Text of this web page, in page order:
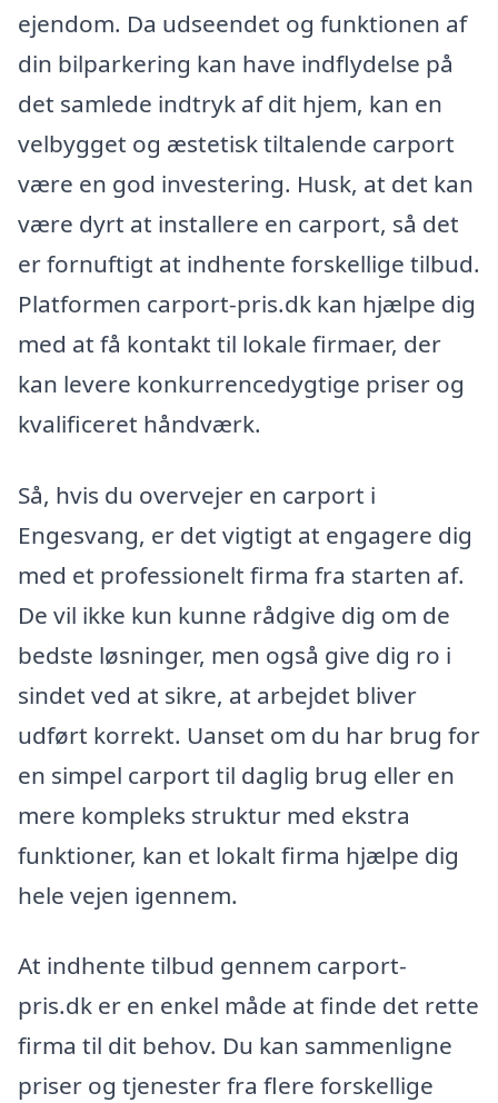
ejendom. Da udseendet og funktionen af
din bilparkering kan have indflydelse på
det samlede indtryk af dit hjem, kan en
velbygget og æstetisk tiltalende carport
være en god investering. Husk, at det kan
være dyrt at installere en carport, så det
er fornuftigt at indhente forskellige tilbud.
Platformen carport-pris.dk kan hjælpe dig
med at få kontakt til lokale firmaer, der
kan levere konkurrencedygtige priser og
kvalificeret håndværk.
Så, hvis du overvejer en carport i
Engesvang, er det vigtigt at engagere dig
med et professionelt firma fra starten af.
De vil ikke kun kunne rådgive dig om de
bedste løsninger, men også give dig ro i
sindet ved at sikre, at arbejdet bliver
udført korrekt. Uanset om du har brug for
en simpel carport til daglig brug eller en
mere kompleks struktur med ekstra
funktioner, kan et lokalt firma hjælpe dig
hele vejen igennem.
At indhente tilbud gennem carport-
pris.dk er en enkel måde at finde det rette
firma til dit behov. Du kan sammenligne
priser og tjenester fra flere forskellige